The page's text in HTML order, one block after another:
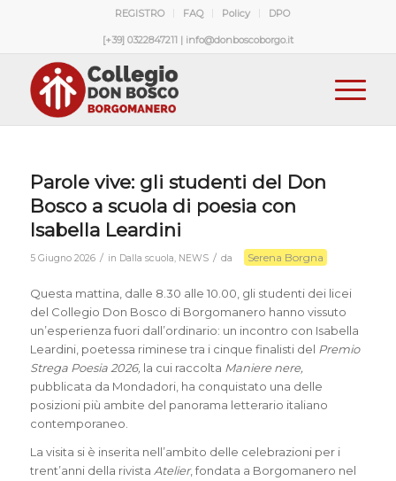
REGISTRO FAQ Policy DPO
[+39] 0322847211 | info@donboscoborgo.it
Parole vive: gli studenti del Don
Bosco a scuola di poesia con
Isabella Leardini
5 Giugno 2026 / in Dalla scuola, NEWS / da Serena Borgna
Questa mattina, dalle 8.30 alle 10.00, gli studenti dei licei
del Collegio Don Bosco di Borgomanero hanno vissuto
un’esperienza fuori dall’ordinario: un incontro con Isabella
Leardini, poetessa riminese tra i cinque finalisti del Premio
Strega Poesia 2026, la cui raccolta Maniere nere,
pubblicata da Mondadori, ha conquistato una delle
posizioni più ambite del panorama letterario italiano
contemporaneo.
La visita si è inserita nell’ambito delle celebrazioni per i
trent’anni della rivista Atelier, fondata a Borgomanero nel